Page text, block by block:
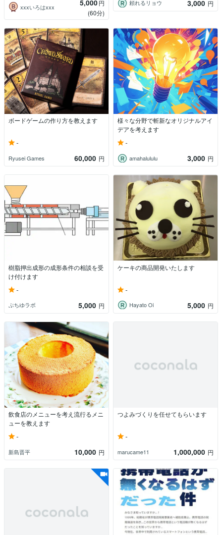
xxxいろはxxx 5,000円
(60分)
頼れるリョウ 3,000 円
ボードゲームの作り方を教えます
-
Ryusei Games 60,000 円
様々な分野で斬新なオリジナルアイ
デアを考えます
-
amahalululu 3,000 円
樹脂押出成形の成形条件の相談を受
け付けます
-
ぷちゆラボ 5,000 円
ケーキの商品開発いたします
-
Hayato Oi 5,000 円
飲食店のメニューを考え流行るメニ
ューを教えます
-
新島晋平 10,000 円
つよみづくりを任せてもらいます
-
marucame11 1,000,000 円